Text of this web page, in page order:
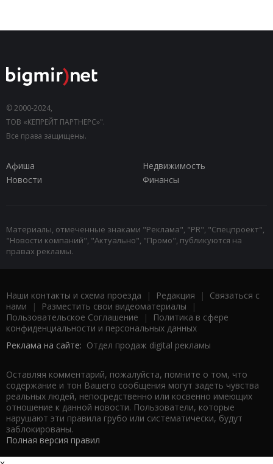
© 2000-2024,
ТОВ «КЕПРЕЙТ ПАРТНЕРС»".
Все права защищены.
Афиша
Недвижимость
Новости
Финансы
Материалы, отмеченные знаками "Реклама", "PR", "Спецпроект",
"Новости компаний", "Актуально", "Промо", публикуются на
правах рекламы.
Наши контакты и схема проезда | Редакция | Связаться с
нами | Разместить свои видеоматериалы |
Пользовательское Соглашение |
Политика в сфере
конфиденциальности и персональных данных
Реклама на сайте: Отдел продаж digital рекламы
Оставляя комментарий, пожалуйста, помните о том, что
содержание и тон Вашего сообщения могут задеть чувства
реальных людей, непосредственно или косвенно имеющих
отношение к данной новости. Пользователи, которые
нарушают эти правила грубо или систематически, будут
заблокированы.
Полная версия правил